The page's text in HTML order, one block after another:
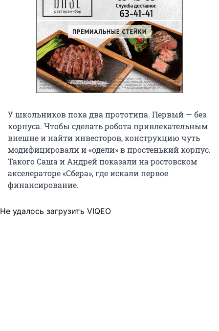
У школьников пока два прототипа. Первый — без
корпуса. Чтобы сделать робота привлекательным
внешне и найти инвесторов, конструкцию чуть
модифицировали и «одели» в простенький корпус.
Такого Саша и Андрей показали на ростовском
акселераторе «Сбера», где искали первое
финансирование.
Не удалось загрузить VIQEO